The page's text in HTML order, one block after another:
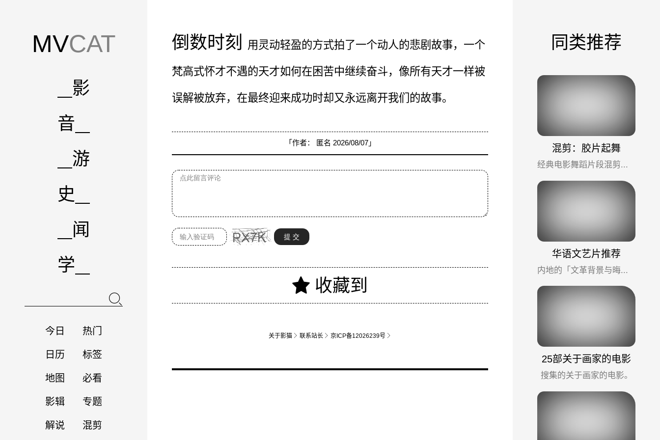
MVCAT
影
音
游
史
闻
学
今日 热门
日历 标签
地图 必看
影辑 专题
解说 混剪
倒数时刻 用灵动轻盈的方式拍了一个动人的悲剧故事，一个
梵高式怀才不遇的天才如何在困苦中继续奋斗，像所有天才一样被
误解被放弃，在最终迎来成功时却又永远离开我们的故事。
「作者： 匿名 2026/08/07」
关于影猫 联系站长 京ICP备12026239号
同类推荐
混剪：胶片起舞
华语文艺片推荐
25部关于画家的电影
搜集的关于画家的电影。